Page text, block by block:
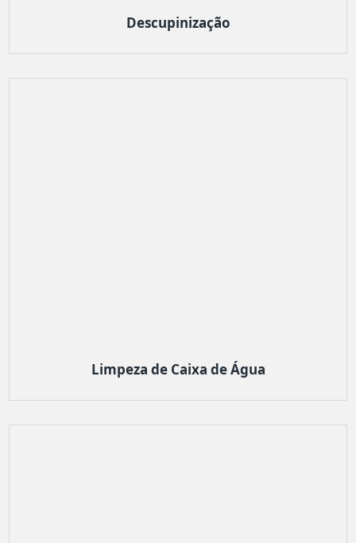
Descupinização
Limpeza de Caixa de Água